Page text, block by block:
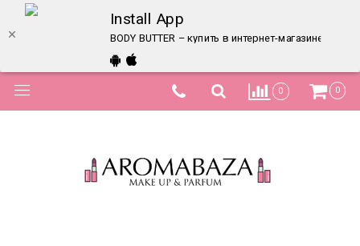
Install App
BODY BUTTER – купить в интернет-магазине по
0 0